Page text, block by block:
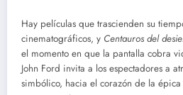
Hay películas que trascienden su
cinematográficos, y Centauros del
el momento en que la pantalla cobra
John Ford invita a los espectadores a
simbólico, hacia el corazón de la